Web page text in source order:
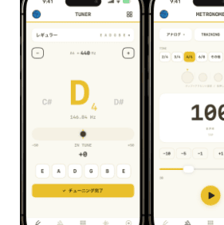
どういうことか？
適切な目標とは、自分のレベルに
「〇〇という曲を弾きたい」が目
は今の自分が達成可能な目標かど
があります。